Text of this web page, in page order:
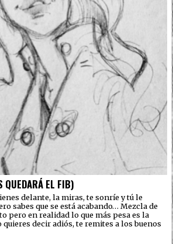
QUEDARÁ EL FIB)
delante, la miras, te sonríe y tú le
sabes que se está acabando… Mezcla de
pero en realidad lo que más pesa es la
decir adiós, te remites a los buenos